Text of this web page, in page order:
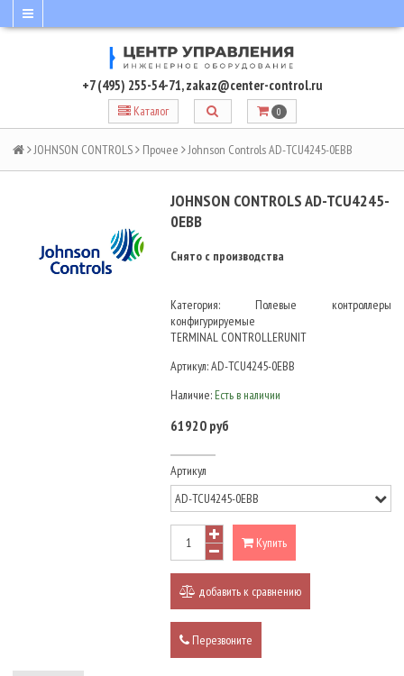
+7 (495) 255-54-71,zakaz@center-control.ru
Каталог 0
JOHNSON CONTROLS Прочее Johnson Controls AD-TCU4245-0EBB
JOHNSON CONTROLS AD-TCU4245-
0EBB
Снято с производства
Категория: Полевые контроллеры
конфигурируемые
TERMINAL CONTROLLERUNIT
Артикул:AD-TCU4245-0EBB
Наличие: Есть в наличии
61920 руб
Артикул
Купить
добавить к сравнению
Перезвоните